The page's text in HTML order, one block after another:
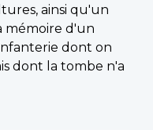
ainsi qu'un
mémoire d'un
dont on
dont la tombe n'a